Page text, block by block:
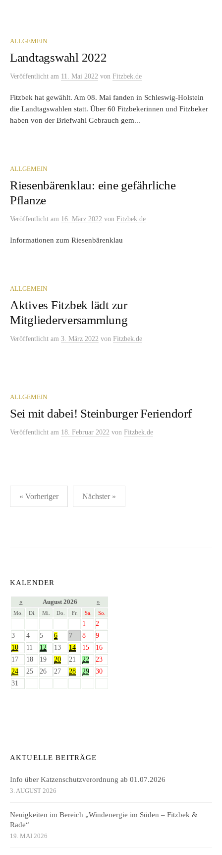
ALLGEMEIN
Landtagswahl 2022
Veröffentlicht am 11. Mai 2022 von Fitzbek.de
Fitzbek hat gewählt. Am 08. Mai fanden in Schleswig-Holstein
die Landtagswahlen statt. Über 60 Fitzbekerinnen und Fitzbeker
haben von der Briefwahl Gebrauch gem...
ALLGEMEIN
Riesenbärenklau: eine gefährliche
Pflanze
Veröffentlicht am 16. März 2022 von Fitzbek.de
Informationen zum Riesenbärenklau
ALLGEMEIN
Aktives Fitzbek lädt zur
Mitgliederversammlung
Veröffentlicht am 3. März 2022 von Fitzbek.de
ALLGEMEIN
Sei mit dabei! Steinburger Feriendorf
Veröffentlicht am 18. Februar 2022 von Fitzbek.de
Seitennummerierung
der
« Vorheriger Nächster »
KALENDER
« August 2026 »
Mo. Di. Mi. Do. Fr. Sa. So.
1
2
3
4 5 6 7 8
9
10
11 12 13 14 15
16
17
18 19 20 21 22
23
24
25 26 27 28 29
30
31
AKTUELLE BEITRÄGE
Info über Katzenschutzverordnung ab 01.07.2026
3. AUGUST 2026
Neuigkeiten im Bereich „Windenergie im Süden – Fitzbek &
Rade“
19. MAI 2026